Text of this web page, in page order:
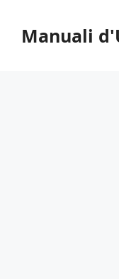
contenuto
Manuali